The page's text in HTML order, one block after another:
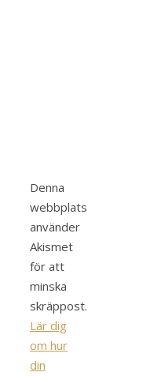
Denna
webbplats
använder
Akismet
för att
minska
skräppost.
Lär dig
om hur
din